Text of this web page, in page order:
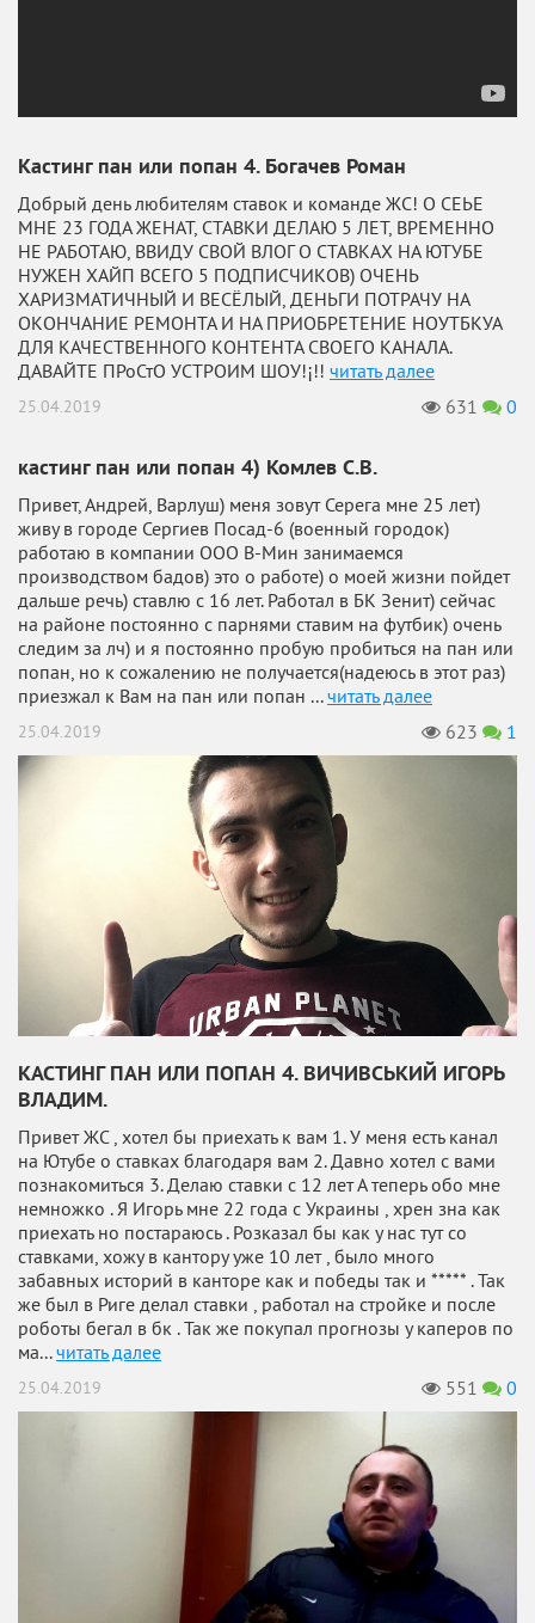
Кастинг пан или попан 4. Богачев Роман
Добрый день любителям ставок и команде ЖС! О СЕЬЕ
МНЕ 23 ГОДА ЖЕНАТ, СТАВКИ ДЕЛАЮ 5 ЛЕТ, ВРЕМЕННО
НЕ РАБОТАЮ, ВВИДУ СВОЙ ВЛОГ О СТАВКАХ НА ЮТУБЕ
НУЖЕН ХАЙП ВСЕГО 5 ПОДПИСЧИКОВ) ОЧЕНЬ
ХАРИЗМАТИЧНЫЙ И ВЕСЁЛЫЙ, ДЕНЬГИ ПОТРАЧУ НА
ОКОНЧАНИЕ РЕМОНТА И НА ПРИОБРЕТЕНИЕ НОУТБКУА
ДЛЯ КАЧЕСТВЕННОГО КОНТЕНТА СВОЕГО КАНАЛА.
ДАВАЙТЕ ПРоСтО УСТРОИМ ШОУ!¡!! читать далее
25.04.2019 631 0
кастинг пан или попан 4) Комлев С.В.
Привет, Андрей, Варлуш) меня зовут Серега мне 25 лет)
живу в городе Сергиев Посад-6 (военный городок)
работаю в компании ООО В-Мин занимаемся
производством бадов) это о работе) о моей жизни пойдет
дальше речь) ставлю с 16 лет. Работал в БК Зенит) сейчас
на районе постоянно с парнями ставим на футбик) очень
следим за лч) и я постоянно пробую пробиться на пан или
попан, но к сожалению не получается(надеюсь в этот раз)
приезжал к Вам на пан или попан ...читать далее
25.04.2019 623 1
КАСТИНГ ПАН ИЛИ ПОПАН 4. ВИЧИВСЬКИЙ ИГОРЬ
ВЛАДИМ.
Привет ЖС , хотел бы приехать к вам 1. У меня есть канал
на Ютубе о ставках благодаря вам 2. Давно хотел с вами
познакомиться 3. Делаю ставки с 12 лет А теперь обо мне
немножко . Я Игорь мне 22 года с Украины , хрен зна как
приехать но постараюсь . Розказал бы как у нас тут со
ставками, хожу в кантору уже 10 лет , было много
забавных историй в канторе как и победы так и ***** . Так
же был в Риге делал ставки , работал на стройке и после
роботы бегал в бк . Так же покупал прогнозы у каперов по
ма...читать далее
25.04.2019 551 0